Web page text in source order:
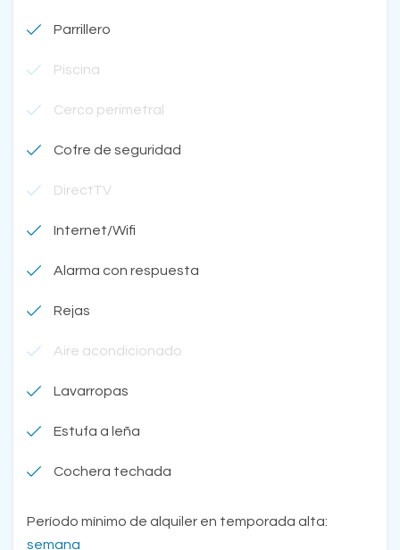
Parrillero
Piscina
Cerco perimetral
Cofre de seguridad
DirectTV
Internet/Wifi
Alarma con respuesta
Rejas
Aire acondicionado
Lavarropas
Estufa a leña
Cochera techada
Período mínimo de alquiler en temporada alta:
semana